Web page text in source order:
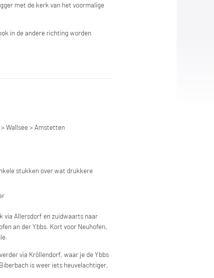
met de kerk van het voormalige
in de andere richting worden
Wallsee > Amstetten
stukken over wat drukkere
via Allersdorf en zuidwaarts naar
an der Ybbs. Kort voor Neuhofen,
via Kröllendorf, waar je de Ybbs
is weer iets heuvelachtiger,